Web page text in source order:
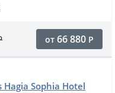
от 66 880 Р
Hagia Sophia Hotel